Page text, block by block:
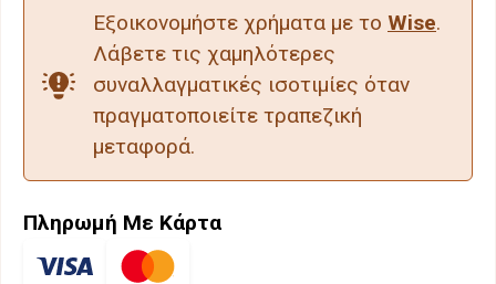
Εξοικονομήστε χρήματα με το Wise.
Λάβετε τις χαμηλότερες
συναλλαγματικές ισοτιμίες όταν
πραγματοποιείτε τραπεζική
μεταφορά.
Πληρωμή Με Κάρτα